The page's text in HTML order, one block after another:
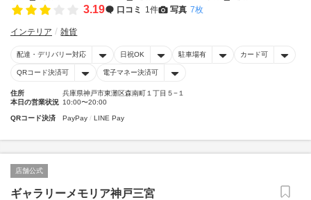
3.19 口コミ 1件 写真 7枚
インテリア 雑貨
配達・デリバリー対応 日祝OK 駐車場有 カード可
QRコード決済可 電子マネー決済可
住所
兵庫県神戸市東灘区森南町１丁目５−１
本日の営業状況 10:00〜20:00
QRコード決済 PayPay LINE Pay
店舗公式
ギャラリーメモリア神戸三宮